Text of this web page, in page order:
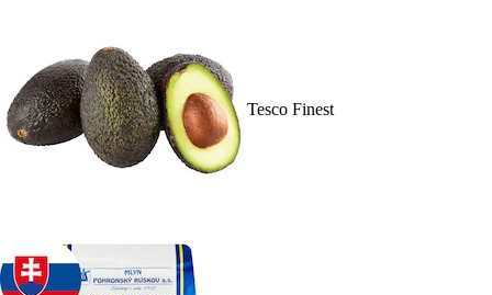
Tesco Finest